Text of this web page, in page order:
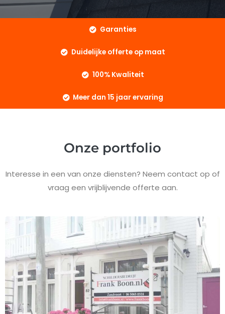
Garanties
Duidelijke offerte op maat
100% Kwaliteit
Meer dan 15 jaar ervaring
Onze portfolio
Interesse in een van onze diensten? Neem contact op of
vraag een vrijblijvende offerte aan.